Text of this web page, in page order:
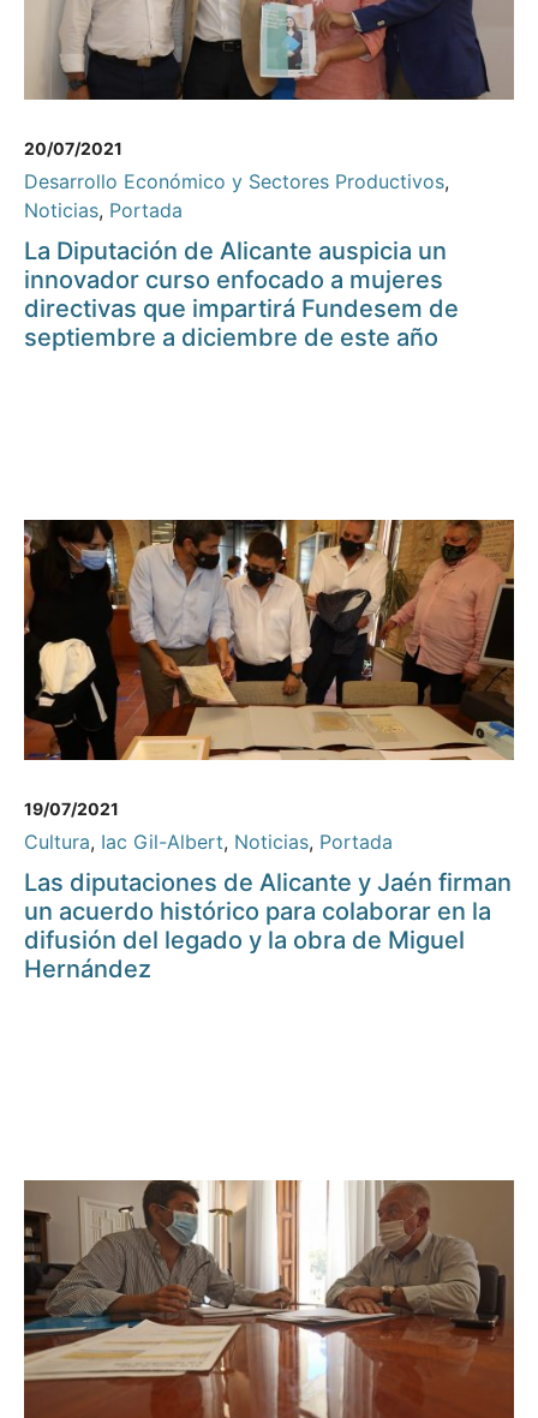
20/07/2021
Desarrollo Económico y Sectores Productivos,
Noticias, Portada
La Diputación de Alicante auspicia un
innovador curso enfocado a mujeres
directivas que impartirá Fundesem de
septiembre a diciembre de este año
19/07/2021
Cultura, Iac Gil-Albert, Noticias, Portada
Las diputaciones de Alicante y Jaén firman
un acuerdo histórico para colaborar en la
difusión del legado y la obra de Miguel
Hernández